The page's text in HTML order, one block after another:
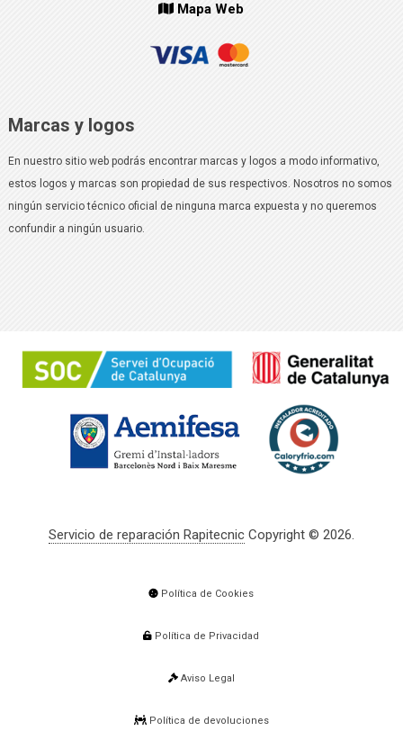
Mapa Web
Marcas y logos
En nuestro sitio web podrás encontrar marcas y logos a modo informativo,
estos logos y marcas son propiedad de sus respectivos. Nosotros no somos
ningún servicio técnico oficial de ninguna marca expuesta y no queremos
confundir a ningún usuario.
Servicio de reparación RapitecnicCopyright © 2026.
Política de Cookies
Política de Privacidad
Aviso Legal
Política de devoluciones